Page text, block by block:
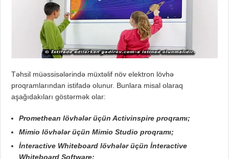
Təhsil müəssisələrində müxtəlif növ elektron lövhə
proqramlarından istifadə olunur. Bunlara misal olaraq
aşağıdakıları göstərmək olar:
Promethean lövhələr üçün Activinspire proqramı;
Mimio lövhələr üçün Mimio Studio proqramı;
İnteractive Whiteboard lövhələr üçün İnteractive
Whiteboard Software;